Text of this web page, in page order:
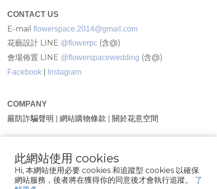
此網站使用 cookies
Hi, 本網站使用必要 cookies 和追蹤型 cookies 以確保
網站服務，後者將在獲得你的同意後才會執行追蹤。 了
CONTACT US
E-mail flowerspace.2014@gmail.com
花藝設計 LINE @flowerpc (含@)
會場佈置 LINE @flowerspacewedding (含@)
Facebook Instagram
COMPANY
嚴防詐騙聲明 網站購物條款 關於花意空間
花苑 |81734432